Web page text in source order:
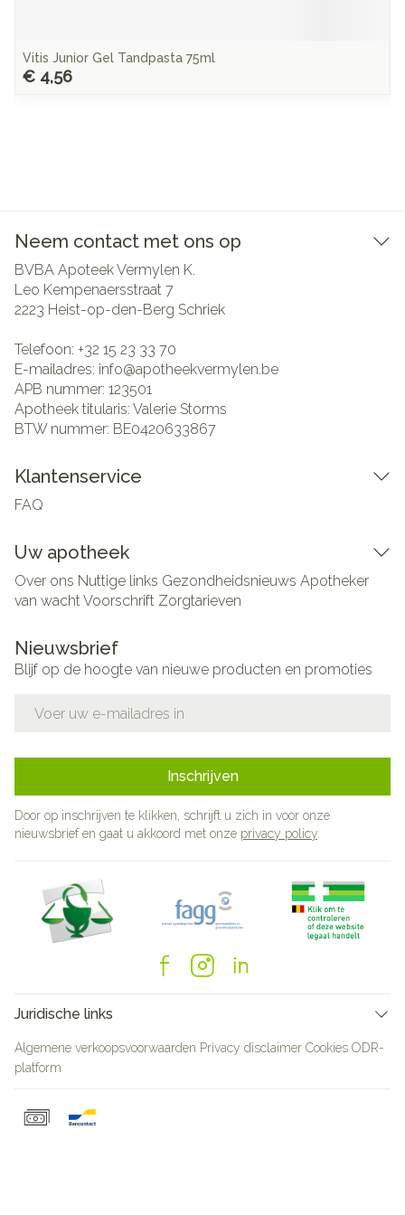
Vitis Junior Gel Tandpasta 75ml
€ 4,56
Neem contact met ons op
BVBA Apoteek Vermylen K.
Leo Kempenaersstraat 7
2223 Heist-op-den-Berg Schriek
Telefoon: +32 15 23 33 70
E-mailadres: info@apotheekvermylen.be
APB nummer: 123501
Apotheek titularis: Valerie Storms
BTW nummer: BE0420633867
Klantenservice
FAQ
Uw apotheek
Over ons Nuttige links Gezondheidsnieuws Apotheker
van wachtVoorschrift Zorgtarieven
Nieuwsbrief
Blijf op de hoogte van nieuwe producten en promoties
Inschrijven
Door op inschrijven te klikken, schrijft u zich in voor onze
nieuwsbrief en gaat u akkoord met onze privacy policy
Juridische links
Algemene verkoopsvoorwaarden Privacy disclaimer Cookies ODR-
platform